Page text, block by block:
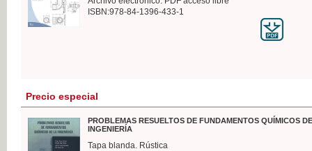
ISBN:978-84-1396-433-1
Precio especial
PROBLEMAS RESUELTOS DE FUNDAMENTOS QUÍMICOS
INGENIERÍA
Tapa blanda. Rústica